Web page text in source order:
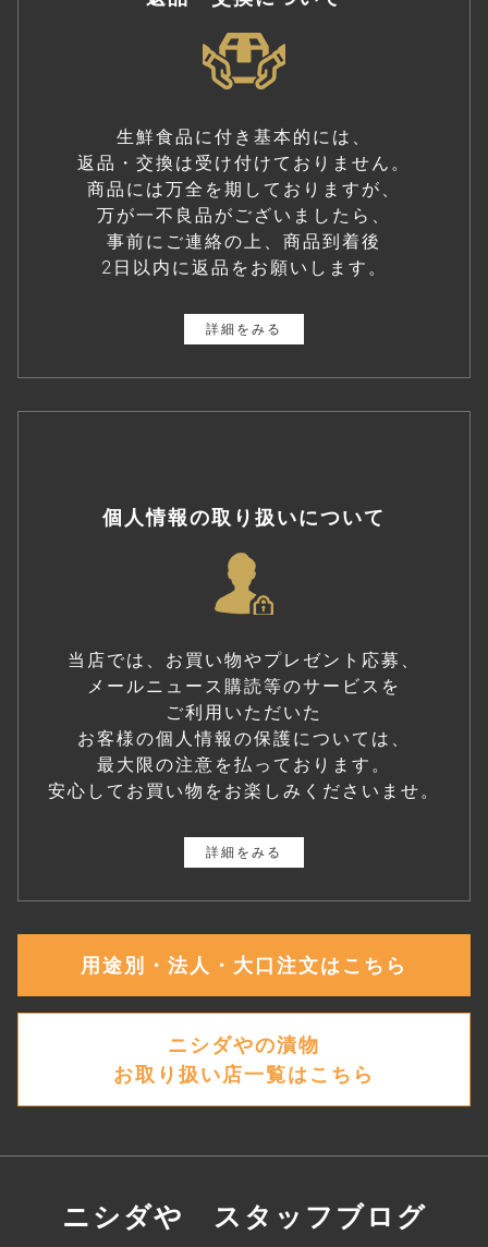
生鮮食品に付き基本的には、
返品・交換は受け付けておりません。
商品には万全を期しておりますが、
万が一不良品がございましたら、
事前にご連絡の上、商品到着後
2日以内に返品をお願いします。
詳細をみる
個人情報の取り扱いについて
当店では、お買い物やプレゼント応募、
メールニュース購読等のサービスを
ご利用いただいた
お客様の個人情報の保護については、
最大限の注意を払っております。
安心してお買い物をお楽しみくださいませ。
詳細をみる
用途別・法人・大口注文はこちら
ニシダやの漬物
お取り扱い店一覧はこちら
ニシダや スタッフブログ